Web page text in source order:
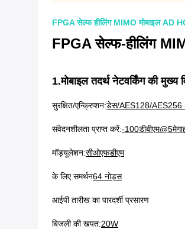
FPGA सेल्फ हीलिंग MIMO मोबाइल AD
FPGA सेल्फ-हीलिंग
1.मोबाइल तदर्थ नेटवर्किंग की मुख्य
सुरक्षित/एन्क्रिप्शन:डेस/AES128/AES256
संवेदनशीलता प्राप्त करें:-
मॉड्यूलेशन:सीओएफडीएम
के लिए समर्थन64 नोड्स
आईपी ​​​​तारीख का पारदर्शी प्रसारण
बिजली की खपत:20W